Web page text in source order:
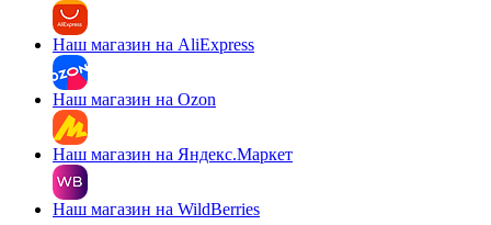
Наш магазин на AliExpress
Наш магазин на Ozon
Наш магазин на Яндекс.Маркет
Наш магазин на WildBerries